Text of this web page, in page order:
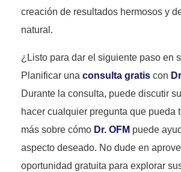
creación de resultados hermosos y
natural.
¿Listo para dar el siguiente paso en
Planificar una consulta gratis con
Durante la consulta, puede discutir
hacer cualquier pregunta que pueda
más sobre cómo Dr. OFM puede
aspecto deseado. No dude en
oportunidad gratuita para explorar